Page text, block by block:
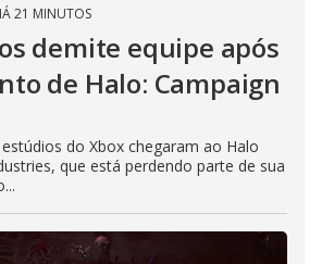
21 MINUTOS
demite equipe após
de Halo: Campaign
do Xbox chegaram ao Halo
que está perdendo parte de sua